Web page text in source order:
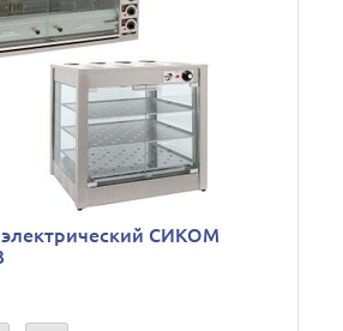
электрический СИКОМ